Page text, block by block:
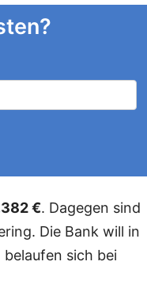
€. Dagegen sind
Die Bank will in
belaufen sich bei